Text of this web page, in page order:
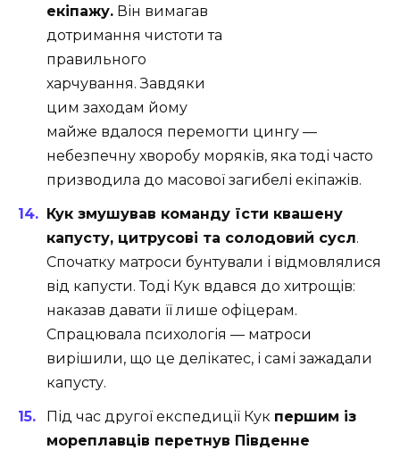
екіпажу. Він вимагав
дотримання чистоти та
правильного
харчування. Завдяки
цим заходам йому
майже вдалося перемогти цингу —
небезпечну хворобу моряків, яка тоді часто
призводила до масової загибелі екіпажів.
Кук змушував команду їсти квашену
капусту, цитрусові та солодовий сусл.
Спочатку матроси бунтували і відмовлялися
від капусти. Тоді Кук вдався до хитрощів:
наказав давати її лише офіцерам.
Спрацювала психологія — матроси
вирішили, що це делікатес, і самі зажадали
капусту.
Під час другої експедиції Кук першим із
мореплавців перетнув Південне